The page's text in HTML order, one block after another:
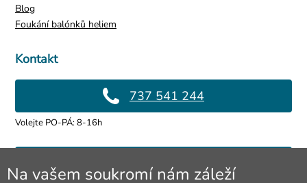
Kontakt
737 541 244
Volejte PO-PÁ: 8-16h
info@4lol.cz
Blog
Foukání balónků heliem
Na vašem soukromí nám záleží